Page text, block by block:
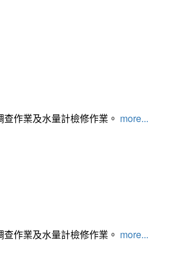
作業及水量計檢修作業。 more...
作業及水量計檢修作業。 more...